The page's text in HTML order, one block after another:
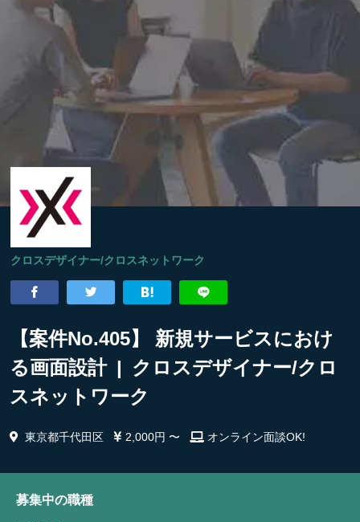
クロスデザイナー/クロスネットワーク
【案件No.405】 新規サービスにおけ
る画面設計 | クロスデザイナー/クロ
スネットワーク
東京都千代田区 2,000円 〜 オンライン面談OK!
募集中の職種